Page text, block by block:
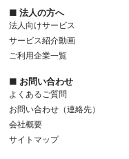
■ 法人の方へ
法人向けサービス
サービス紹介動画
ご利用企業一覧
■ お問い合わせ
よくあるご質問
お問い合わせ（連絡先）
会社概要
サイトマップ